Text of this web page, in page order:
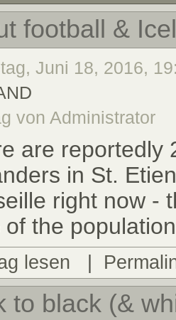
football &
Juni 18, 2016,
von Administrator
are reportedly
in St.
right now -
of the
lesen
to black (&